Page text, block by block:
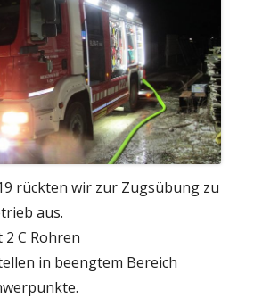
rückten wir zur Zugsübung zu
aus.
C Rohren
in beengtem Bereich